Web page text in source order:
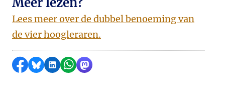
Lees meer over de dubbel benoeming van
de vier hoogleraren.
Delen op Facebook
Delen via Bluesky
Delen op LinkedIn
Delen via WhatsApp
Delen via Mastodon